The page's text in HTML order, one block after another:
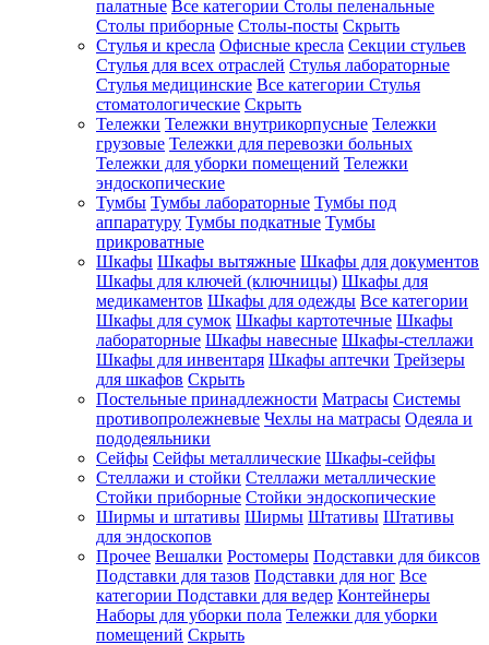
палатные Все категории Столы пеленальные
Столы приборные Столы-посты Скрыть
Стулья и кресла Офисные кресла Секции стульев
Стулья для всех отраслей Стулья лабораторные
Стулья медицинские Все категории Стулья
стоматологические Скрыть
Тележки Тележки внутрикорпусные Тележки
грузовые Тележки для перевозки больных
Тележки для уборки помещений Тележки
эндоскопические
Тумбы Тумбы лабораторные Тумбы под
аппаратуру Тумбы подкатные Тумбы
прикроватные
Шкафы Шкафы вытяжные Шкафы для документов
Шкафы для ключей (ключницы) Шкафы для
медикаментов Шкафы для одежды Все категории
Шкафы для сумок Шкафы картотечные Шкафы
лабораторные Шкафы навесные Шкафы-стеллажи
Шкафы для инвентаря Шкафы аптечки Трейзеры
для шкафов Скрыть
Постельные принадлежности Матрасы Системы
противопролежневые Чехлы на матрасы Одеяла и
пододеяльники
Сейфы Сейфы металлические Шкафы-сейфы
Стеллажи и стойки Стеллажи металлические
Стойки приборные Стойки эндоскопические
Ширмы и штативы Ширмы Штативы Штативы
для эндоскопов
Прочее Вешалки Ростомеры Подставки для биксов
Подставки для тазов Подставки для ног Все
категории Подставки для ведер Контейнеры
Наборы для уборки пола Тележки для уборки
помещений Скрыть